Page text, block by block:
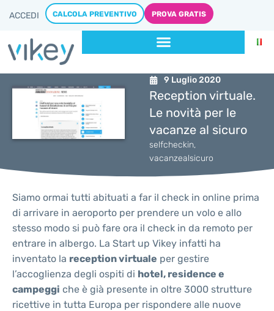
ACCEDI CALCOLA PREVENTIVO PROVA GRATIS
9 Luglio 2020
Reception virtuale.
Le novità per le
vacanze al sicuro
selfcheckin,
vacanzealsicuro
Siamo ormai tutti abituati a far il check in online prima
di arrivare in aeroporto per prendere un volo e allo
stesso modo si può fare ora il check in da remoto per
entrare in albergo. La Start up Vikey infatti ha
inventato la reception virtuale per gestire
l’accoglienza degli ospiti di hotel, residence e
campeggi che è già presente in oltre 3000 strutture
ricettive in tutta Europa per rispondere alle nuove